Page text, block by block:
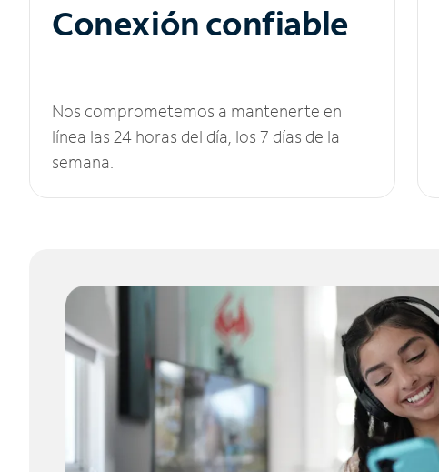
Conexión confiable
Nos comprometemos a mantenerte en
línea las 24 horas del día, los 7 días de la
semana.